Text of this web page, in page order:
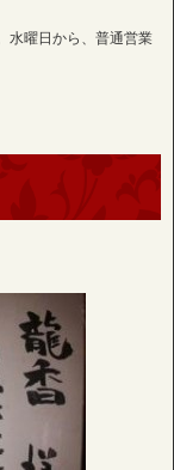
水曜日から、普通営業